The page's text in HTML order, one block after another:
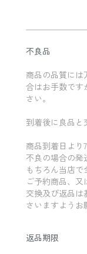
不良品
商品の品質に
合はお手数です
さい。
到着後に良品と
商品到着日より
不良の場合の発
もちろん当店で
ご予約商品、
交換及び返品は
さいますようお
返品期限